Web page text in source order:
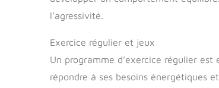
l’agressivité.
Exercice régulier et jeux
Un programme d’exercice régulier
répondre à ses besoins énergétiques